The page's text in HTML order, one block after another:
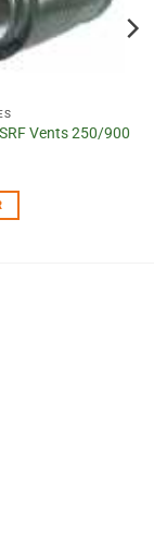
Vents 250/900